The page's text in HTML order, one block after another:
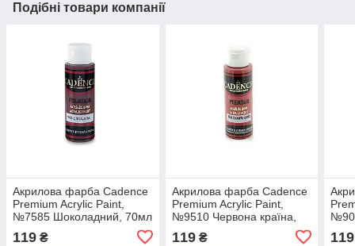
Подібні товари компанії
Акрилова фарба Cadence
Premium Acrylic Paint,
№7585 Шоколадний, 70мл
119 ₴
Акрилова фарба Cadence
Premium Acrylic Paint,
№9510 Червона країна,
119₴ 119